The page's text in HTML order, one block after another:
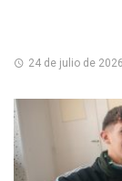
24 de julio de 2026